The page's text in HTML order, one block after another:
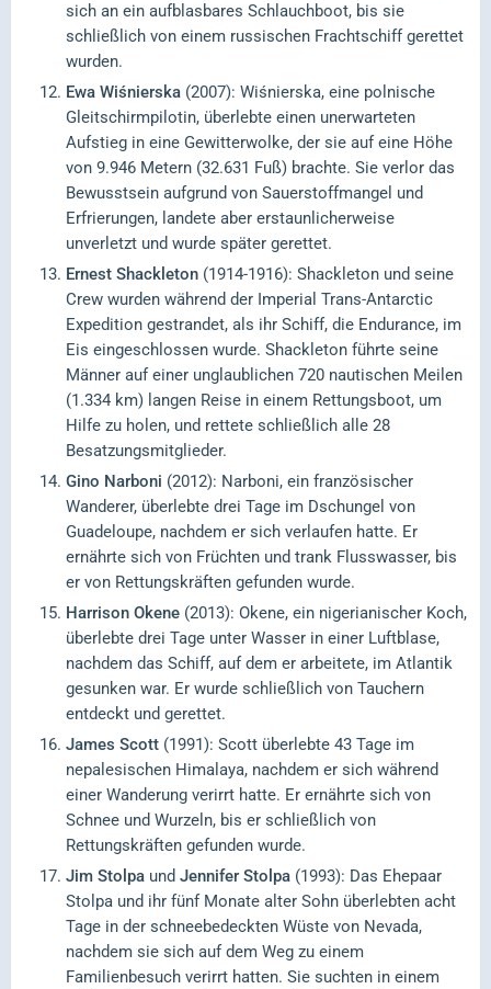
sich an ein aufblasbares Schlauchboot, bis sie
schließlich von einem russischen Frachtschiff gerettet
wurden.
Ewa Wiśnierska (2007): Wiśnierska, eine polnische
Gleitschirmpilotin, überlebte einen unerwarteten
Aufstieg in eine Gewitterwolke, der sie auf eine Höhe
von 9.946 Metern (32.631 Fuß) brachte. Sie verlor das
Bewusstsein aufgrund von Sauerstoffmangel und
Erfrierungen, landete aber erstaunlicherweise
unverletzt und wurde später gerettet.
Ernest Shackleton (1914-1916): Shackleton und seine
Crew wurden während der Imperial Trans-Antarctic
Expedition gestrandet, als ihr Schiff, die Endurance, im
Eis eingeschlossen wurde. Shackleton führte seine
Männer auf einer unglaublichen 720 nautischen Meilen
(1.334 km) langen Reise in einem Rettungsboot, um
Hilfe zu holen, und rettete schließlich alle 28
Besatzungsmitglieder.
Gino Narboni (2012): Narboni, ein französischer
Wanderer, überlebte drei Tage im Dschungel von
Guadeloupe, nachdem er sich verlaufen hatte. Er
ernährte sich von Früchten und trank Flusswasser, bis
er von Rettungskräften gefunden wurde.
Harrison Okene (2013): Okene, ein nigerianischer Koch,
überlebte drei Tage unter Wasser in einer Luftblase,
nachdem das Schiff, auf dem er arbeitete, im Atlantik
gesunken war. Er wurde schließlich von Tauchern
entdeckt und gerettet.
James Scott (1991): Scott überlebte 43 Tage im
nepalesischen Himalaya, nachdem er sich während
einer Wanderung verirrt hatte. Er ernährte sich von
Schnee und Wurzeln, bis er schließlich von
Rettungskräften gefunden wurde.
Jim Stolpa und Jennifer Stolpa (1993): Das Ehepaar
Stolpa und ihr fünf Monate alter Sohn überlebten acht
Tage in der schneebedeckten Wüste von Nevada,
nachdem sie sich auf dem Weg zu einem
Familienbesuch verirrt hatten. Sie suchten in einem